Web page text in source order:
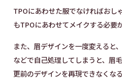
TPOにあわせた服でなければおし
もTPOにあわせてメイクする必要
また、眉デザインを一度変えると
などで自己処理してしまうと、眉
更前のデザインを再現できなくな